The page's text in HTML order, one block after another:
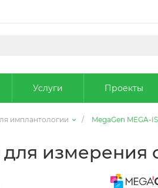
Услуги Проекты
имплантологии / MegaGen MEGA-
измерения